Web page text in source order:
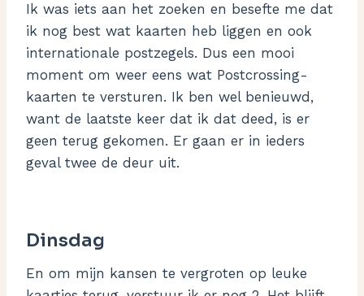
Ik was iets aan het zoeken en besefte me dat
ik nog best wat kaarten heb liggen en ook
internationale postzegels. Dus een mooi
moment om weer eens wat Postcrossing-
kaarten te versturen. Ik ben wel benieuwd,
want de laatste keer dat ik dat deed, is er
geen terug gekomen. Er gaan er in ieders
geval twee de deur uit.
Dinsdag
En om mijn kansen te vergroten op leuke